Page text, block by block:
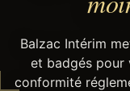
Balzac Intérim
et badgés pour
conformité